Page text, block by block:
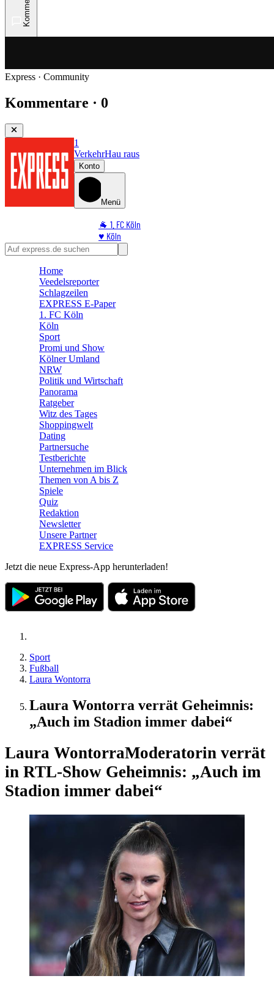
Express · Community
Kommentare · 0
1
VerkehrHau raus
Konto
Menü
🐐 1. FC Köln
♥️ Köln
⭐ Promi
🛒 Shoppingwelt
Home
Veedelsreporter
Schlagzeilen
EXPRESS E-Paper
1. FC Köln
Köln
Sport
Promi und Show
Kölner Umland
NRW
Politik und Wirtschaft
Panorama
Ratgeber
Witz des Tages
Shoppingwelt
Dating
Partnersuche
Testberichte
Unternehmen im Blick
Themen von A bis Z
Spiele
Quiz
Redaktion
Newsletter
Unsere Partner
EXPRESS Service
Jetzt die neue Express-App herunterladen!
Sport
Fußball
Laura Wontorra
Laura Wontorra verrät Geheimnis:
„Auch im Stadion immer dabei“
Laura WontorraModeratorin verrät
in RTL-Show Geheimnis: „Auch im
Stadion immer dabei“